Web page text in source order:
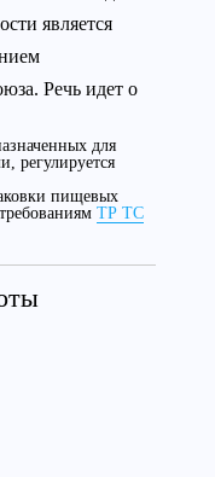
является
Речь идет о
для
регулируется
пищевых
ТР ТС